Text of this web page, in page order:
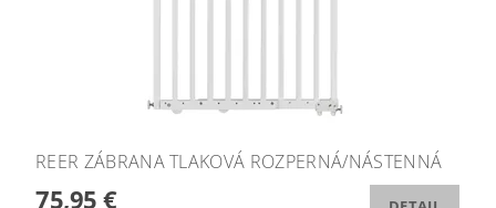
REER ZÁBRANA TLAKOVÁ ROZPERNÁ/NÁSTENNÁ
75,95 €